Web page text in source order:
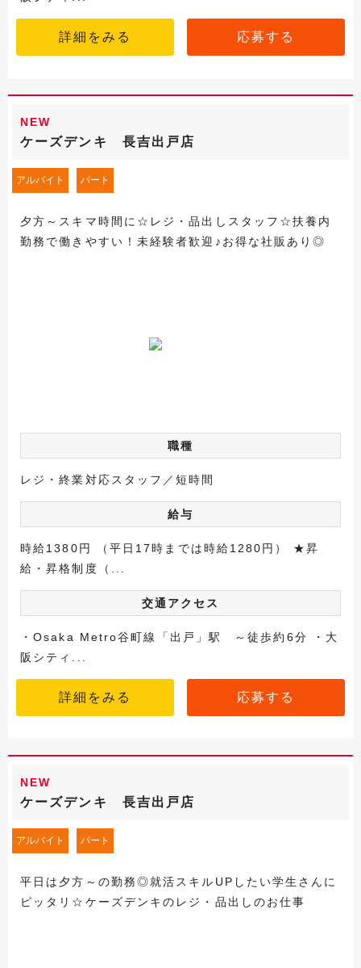
詳細をみる 応募する
NEW
ケーズデンキ 長吉出戸店
アルバイト パート
夕方～スキマ時間に☆レジ・品出しスタッフ☆扶養内
勤務で働きやすい！未経験者歓迎♪お得な社販あり◎
職種
レジ・終業対応スタッフ／短時間
給与
時給1380円 （平日17時までは時給1280円） ★昇
給・昇格制度（...
交通アクセス
・Osaka Metro谷町線「出戸」駅 ～徒歩約6分 ・大
阪シティ...
詳細をみる 応募する
NEW
ケーズデンキ 長吉出戸店
アルバイト パート
平日は夕方～の勤務◎就活スキルUPしたい学生さんに
ピッタリ☆ケーズデンキのレジ・品出しのお仕事